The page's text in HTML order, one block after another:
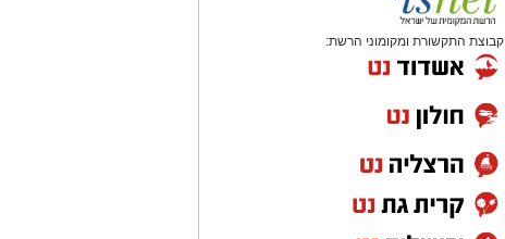
קבוצת התקשורת ומקומוני הרשת: